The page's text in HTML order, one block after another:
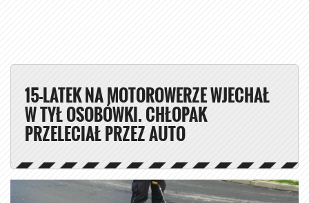
15-LATEK NA MOTOROWERZE WJECHAŁ
W TYŁ OSOBÓWKI. CHŁOPAK
PRZELECIAŁ PRZEZ AUTO